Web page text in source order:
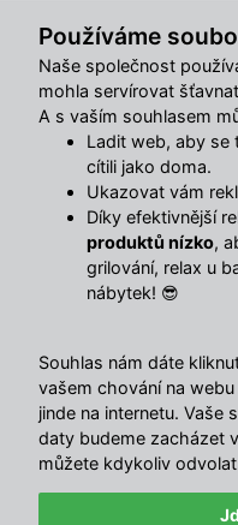
Používáme
Naše společnost
mohla servírovat
A s vaším souhlasem
Ladit web, aby se
cítili jako doma.
Ukazovat vám
Díky efektivnější
produktů nízko,
grilování, relax u
nábytek! 😎
Souhlas nám dáte
vašem chování na
jinde na internetu. Vaše
daty budeme zacházet
můžete kdykoliv
Popis
Zahradní ratanová
modulární set v
posezení na terase i
Souprava PRAIA spojuje
práškovým nástřikema
je vhodný pro venkovní
cm silné sedákys
Výhody jsou
Modulární sestava
podle prostoru
Ocelový rám s